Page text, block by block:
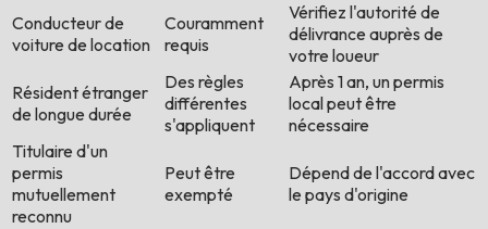
Conducteur de
voiture de location
Couramment
requis
Vérifiez l'autorité de
délivrance auprès de
votre loueur
Résident étranger
de longue durée
Des règles
différentes
s'appliquent
Après 1 an, un permis
local peut être
nécessaire
Titulaire d'un
permis
mutuellement
reconnu
Peut être
exempté
Dépend de l'accord avec
le pays d'origine